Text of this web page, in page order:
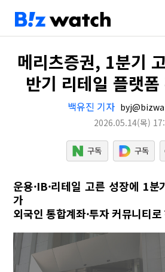
메리츠증권, 1분기
반기 리테일 플랫
백유진 기자
2026.05.14(목)
운용·IB·리테일 고른 성장에 1
가
외국인 통합계좌·투자 커뮤니티